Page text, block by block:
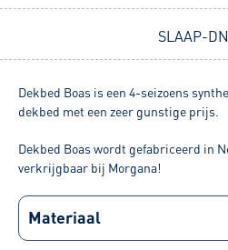
SLAAP-
Dekbed Boas is een 4-seizoens
dekbed met een zeer gunstige prijs.
Dekbed Boas wordt gefabriceerd in
verkrijgbaar bij Morgana!
Materiaal